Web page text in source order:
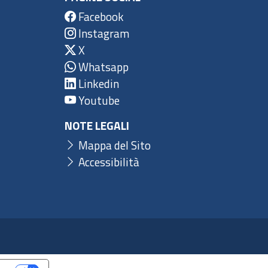
Facebook
Instagram
X
Whatsapp
Linkedin
Youtube
NOTE LEGALI
Mappa del Sito
Accessibilità